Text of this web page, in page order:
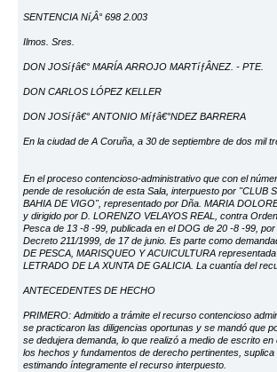
SENTENCIA Ní‚Â° 698 2.003
Ilmos. Sres.
DON JOSíƒâ€° MARÍA ARROJO MARTíƒÂNEZ. - PTE.
DON CARLOS LÓPEZ KELLER
DON JOSíƒâ€° ANTONIO Míƒâ€°NDEZ BARRERA
En la ciudad de A Coruña, a 30 de septiembre de dos mil
En el proceso contencioso-administrativo que con el
pende de resolución de esta Sala, interpuesto por "CLUB
BAHIA DE VIGO", representado por Dña. MARIA
y dirigido por D. LORENZO VELAYOS REAL, contra
Pesca de 13 -8 -99, publicada en el DOG de 20 -8 -99,
Decreto 211/1999, de 17 de junio. Es parte como
DE PESCA, MARISQUEO Y ACUICULTURA
LETRADO DE LA XUNTA DE GALICIA. La cuantía del
ANTECEDENTES DE HECHO
PRIMERO: Admitido a trámite el recurso contencioso
se practicaron las diligencias oportunas y se mandó que
se dedujera demanda, lo que realizó a medio de escrito
los hechos y fundamentos de derecho pertinentes,
estimando íntegramente el recurso interpuesto.